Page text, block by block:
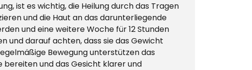
ist es wichtig, die Heilung durch das Tragen
und die Haut an das darunterliegende
und eine weitere Woche für 12 Stunden
und darauf achten, dass sie das Gewicht
Bewegung unterstützen das
bereiten und das Gesicht klarer und